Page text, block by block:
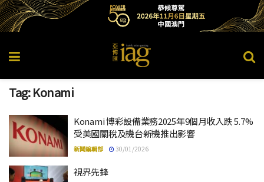
Tag:Konami
Konami 博彩設備業務2025年9個月收入跌 5.7%
受美國關稅及機台新機推出影響
新聞編輯部 30/01/2026
視界先鋒